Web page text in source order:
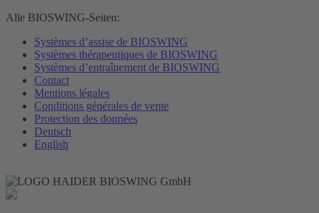
Alle BIOSWING-Seiten:
Systèmes d’assise de BIOSWING
Systèmes thérapeutiques de BIOSWING
Systèmes d’entraînement de BIOSWING
Contact
Mentions légales
Conditions générales de vente
Protection des données
Deutsch
English